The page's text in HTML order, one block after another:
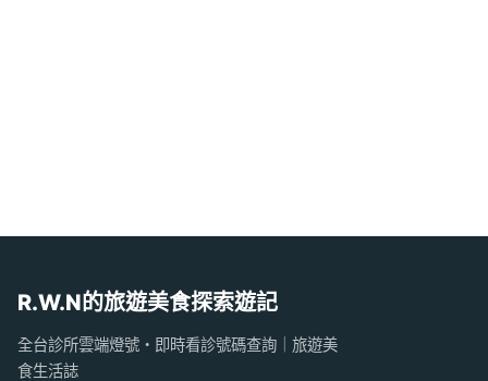
R.W.N的旅遊美食探索遊記
全台診所雲端燈號・即時看診號碼查詢｜旅遊美
食生活誌